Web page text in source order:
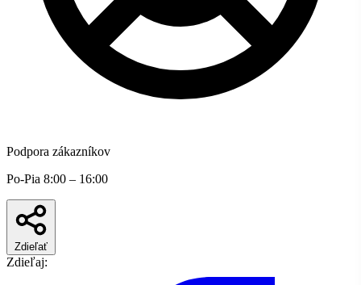
Podpora zákazníkov
Po-Pia 8:00 – 16:00
Zdieľať
Zdieľaj: